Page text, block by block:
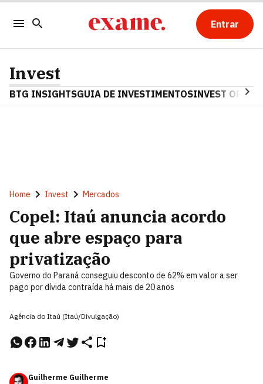
Entrar
Invest
BTG INSIGHTSGUIA DE INVESTIMENTOSINVEST OPINA
Home Invest Mercados
Copel: Itaú anuncia acordo
que abre espaço para
privatização
Governo do Paraná conseguiu desconto de 62% em valor a ser
pago por dívida contraída há mais de 20 anos
Agência do Itaú (Itaú/Divulgação)
Guilherme Guilherme